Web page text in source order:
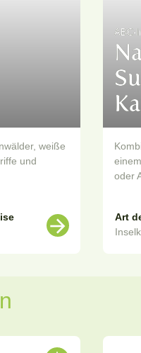
weiße
und
ABC-
oder
Art